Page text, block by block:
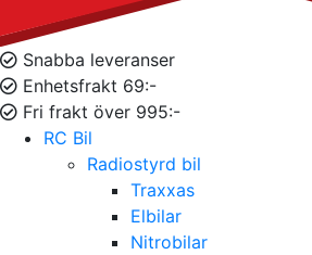
Snabba leveranser
Enhetsfrakt 69:-
Fri frakt över 995:-
RC Bil
Radiostyrd bil
Traxxas
Elbilar
Nitrobilar